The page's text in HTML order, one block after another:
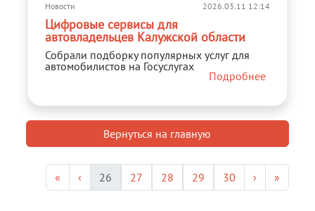
Новости 2026.03.11 12:14
Цифровые сервисы для
автовладельцев Калужской области
Собрали подборку популярных услуг для
автомобилистов на Госуслугах
Подробнее
Вернуться на главную
« ‹ 26 27 28 29 30 › »